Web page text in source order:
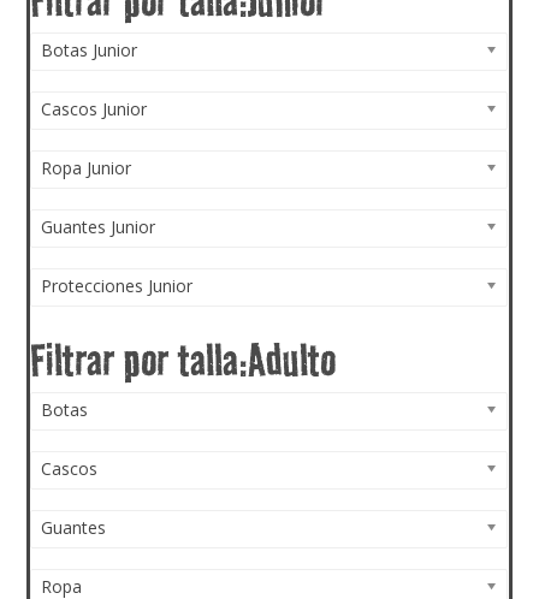
Botas Junior
Cascos Junior
Ropa Junior
Guantes Junior
Protecciones Junior
Botas
Cascos
Guantes
Ropa